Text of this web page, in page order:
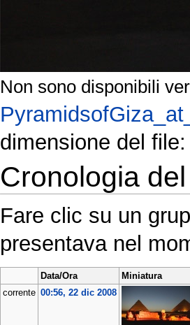
Non sono disponibili
dimensione del
Cronologia
Fare clic su un
presentava nel
Data/Ora
Miniatura
corrente 00:56, 22 dic 2008